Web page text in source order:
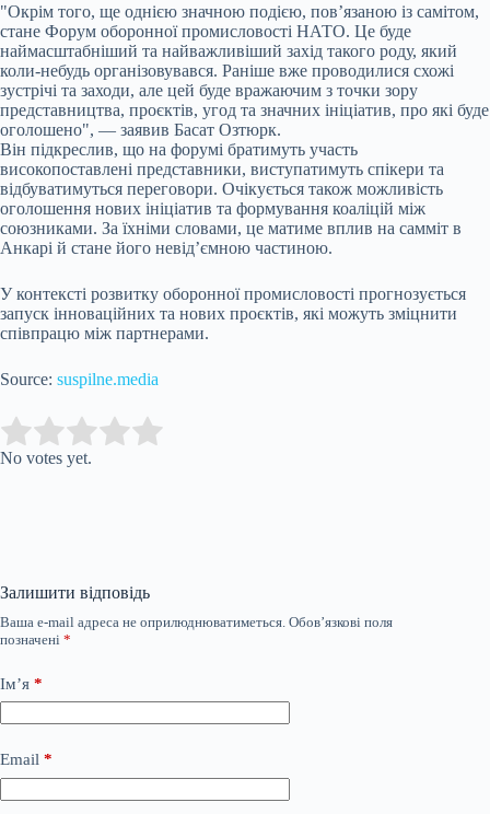
"Окрім того, ще однією значною подією, пов’язаною із самітом,
стане Форум оборонної промисловості НАТО. Це буде
наймасштабніший та найважливіший захід такого роду, який
коли-небудь організовувався. Раніше вже проводилися схожі
зустрічі та заходи, але цей буде вражаючим з точки зору
представництва, проєктів, угод та значних ініціатив, про які буде
оголошено", — заявив Басат Озтюрк.
Він підкреслив, що на форумі братимуть участь
високопоставлені представники, виступатимуть спікери та
відбуватимуться переговори. Очікується також можливість
оголошення нових ініціатив та формування коаліцій між
союзниками. За їхніми словами, це матиме вплив на самміт в
Анкарі й стане його невід’ємною частиною.
У контексті розвитку оборонної промисловості прогнозується
запуск інноваційних та нових проєктів, які можуть зміцнити
співпрацю між партнерами.
Source: suspilne.media
Rate this item:
No votes yet.
Залишити відповідь
Ваша e-mail адреса не оприлюднюватиметься. Обов’язкові поля
позначені *
Ім’я *
Email *